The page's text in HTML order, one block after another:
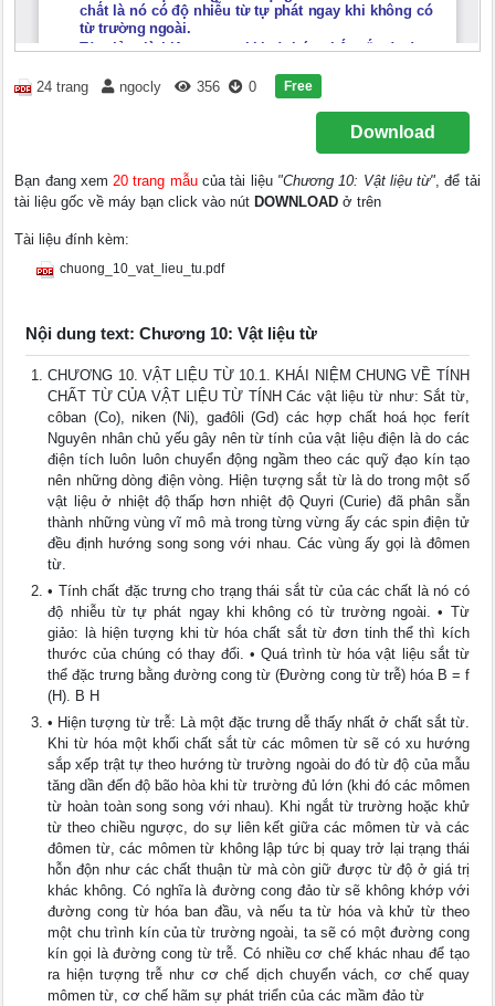
24 trang ngocly 356 0 Free
Download
Bạn đang xem20 trang mẫucủa tài liệu "Chương 10: Vật liệu từ", để tải
tài liệu gốc về máy bạn click vào nút DOWNLOAD ở trên
Tài liệu đính kèm:
chuong_10_vat_lieu_tu.pdf
Nội dung text: Chương 10: Vật liệu từ
CHƯƠNG 10. VẬT LIỆU TỪ 10.1. KHÁI NIỆM CHUNG VỀ TÍNH
CHẤT TỪ CỦA VẬT LIỆU TỪ TÍNH Các vật liệu từ như: Sắt từ,
côban (Co), niken (Ni), gađôli (Gd) các hợp chất hoá học ferít
Nguyên nhân chủ yếu gây nên từ tính của vật liệu điện là do các
điện tích luôn luôn chuyển động ngầm theo các quỹ đạo kín tạo
nên những dòng điện vòng. Hiện tượng sắt từ là do trong một số
vật liệu ở nhiệt độ thấp hơn nhiệt độ Quyri (Curie) đã phân sẵn
thành những vùng vĩ mô mà trong từng vừng ấy các spin điện tử
đều định hướng song song với nhau. Các vùng ấy gọi là đômen
từ.
• Tính chất đặc trưng cho trạng thái sắt từ của các chất là nó có
độ nhiễu từ tự phát ngay khi không có từ trường ngoài. • Từ
giảo: là hiện tượng khi từ hóa chất sắt từ đơn tinh thể thì kích
thước của chúng có thay đổi. • Quá trình từ hóa vật liệu sắt từ
thể đặc trưng bằng đường cong từ (Đường cong từ trễ) hóa B = f
(H). B H
• Hiện tượng từ trễ: Là một đặc trưng dễ thấy nhất ở chất sắt từ.
Khi từ hóa một khối chất sắt từ các mômen từ sẽ có xu hướng
sắp xếp trật tự theo hướng từ trường ngoài do đó từ độ của mẫu
tăng dần đến độ bão hòa khi từ trường đủ lớn (khi đó các mômen
từ hoàn toàn song song với nhau). Khi ngắt từ trường hoặc khử
từ theo chiều ngược, do sự liên kết giữa các mômen từ và các
đômen từ, các mômen từ không lập tức bị quay trở lại trạng thái
hỗn độn như các chất thuận từ mà còn giữ được từ độ ở giá trị
khác không. Có nghĩa là đường cong đảo từ sẽ không khớp với
đường cong từ hóa ban đầu, và nếu ta từ hóa và khử từ theo
một chu trình kín của từ trường ngoài, ta sẽ có một đường cong
kín gọi là đường cong từ trễ. Có nhiều cơ chế khác nhau để tạo
ra hiện tượng trễ như cơ chế dịch chuyển vách, cơ chế quay
mômen từ, cơ chế hãm sự phát triển của các mầm đảo từ